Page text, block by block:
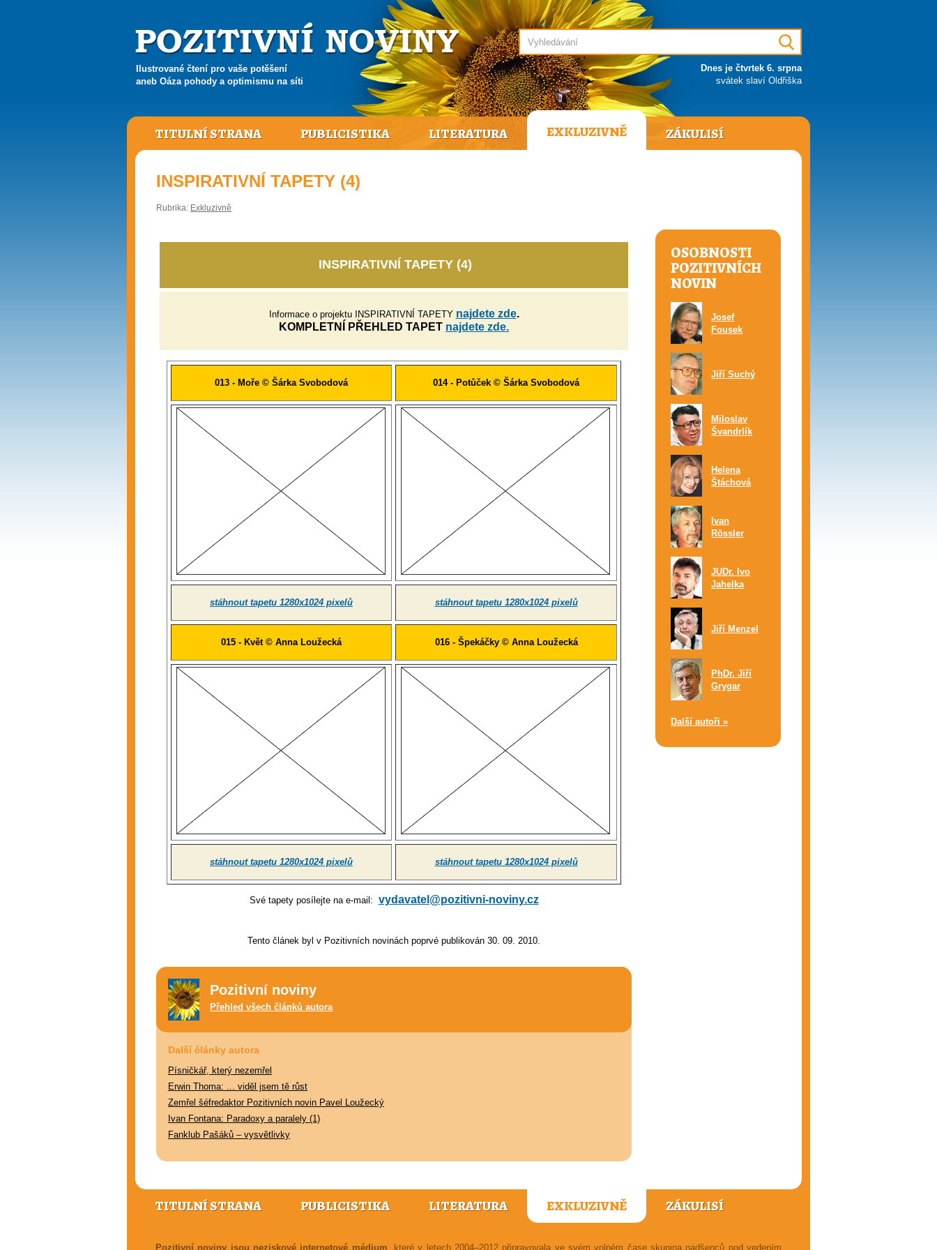
Ilustrované čtení pro vaše potěšení
aneb Oáza pohody a optimismu na síti
Dnes je čtvrtek 6. srpna
svátek slaví Oldřiška
TITULNÍ STRANA PUBLICISTIKA LITERATURA EXKLUZIVNĚ ZÁKULISÍ
INSPIRATIVNÍ TAPETY (4)
Rubrika: Exkluzivně
INSPIRATIVNÍ TAPETY (4)
Informace o projektu INSPIRATIVNÍ TAPETY najdete zde.
KOMPLETNÍ PŘEHLED TAPET najdete zde.
013 - Moře © Šárka Svobodová 014 - Potůček © Šárka Svobodová
stáhnout tapetu 1280x1024 pixelů stáhnout tapetu 1280x1024 pixelů
015 - Květ © Anna Loužecká 016 - Špekáčky © Anna Loužecká
stáhnout tapetu 1280x1024 pixelů stáhnout tapetu 1280x1024 pixelů
Své tapety posílejte na e-mail: vydavatel@pozitivni-noviny.cz
Tento článek byl v Pozitivních novinách poprvé publikován 30. 09. 2010.
Pozitivní noviny
Přehled všech článků autora
Další články autora
Písničkář, který nezemřel
Erwin Thoma: ... viděl jsem tě růst
Zemřel šéfredaktor Pozitivních novin Pavel Loužecký
Ivan Fontana: Paradoxy a paralely (1)
Fanklub Pašáků – vysvětlivky
OSOBNOSTI
POZITIVNÍCH
NOVIN
Josef
Fousek
Jiří Suchý
Miloslav
Švandrlík
Helena
Štáchová
Ivan
Rössler
JUDr. Ivo
Jahelka
Jiří Menzel
PhDr. Jiří
Grygar
Další autoři »
TITULNÍ STRANA PUBLICISTIKA LITERATURA EXKLUZIVNĚ ZÁKULISÍ
Pozitivní noviny jsou neziskové internetové médium , které v letech 2004–2012 připravovala ve svém volném čase skupina nadšenců pod vedením